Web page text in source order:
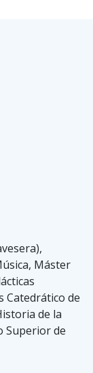
Máster
Catedrático de
de la
Superior de